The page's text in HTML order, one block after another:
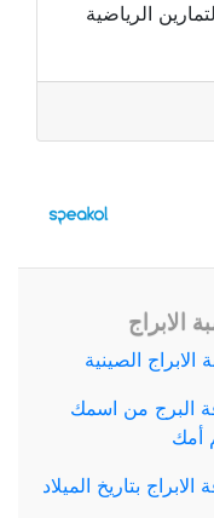
الرياضية
الابراج
الابراج الصينية
البرج من اسمك
أمك
الابراج بتاريخ الميلاد